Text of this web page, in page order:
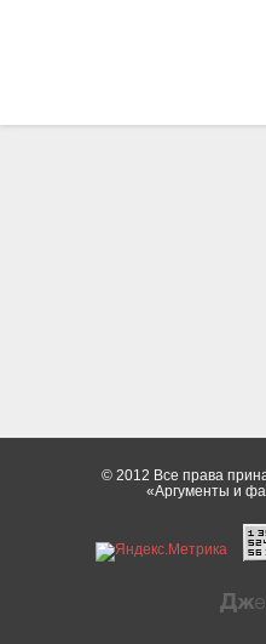
© 2012 Все права
«Аргументы и